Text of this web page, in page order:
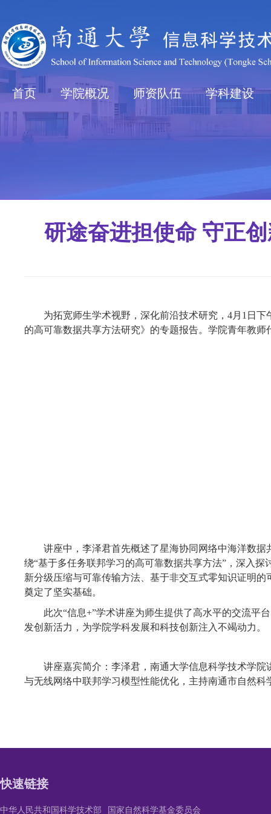
首页 学院概况 师资队伍 学科建设
研途奋进担使命 守正
为拓宽师生学术视野，深化前沿技术研究， 4月 1 日下
的高可靠数据共享方法研究》的专题报告。学院青年教
讲座中，李泽君首先概述了星海协同网络中海洋数
绕“基于多任务联邦学习的高可靠数据共享方法”，深入
新分级压缩与可靠传输方法、基于非交互式零知识证明
奠定了坚实基础。
此次“信息+”学术讲座为师生提供了高水平的交流平
发创新活力，为学院学科发展和科技创新注入不竭动力。
讲座嘉宾简介：李泽君，南通大学信息科学技术学院
与无线网络中联邦学习模型性能优化，主持南通市自然科
快速链接
中华人民共和国科学技术部 国家自然科学基金委员会